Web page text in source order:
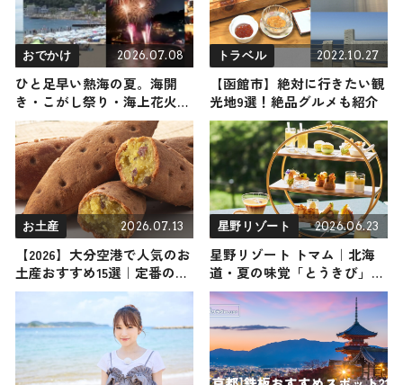
おでかけ 2026.07.08
ひと足早い熱海の夏。海開
き・こがし祭り・海上花火
と、南熱海で過ごす大人のゆ
ったり夏旅 ／ 静岡県熱海市
トラベル 2022.10.27
【函館市】絶対に行きたい観
光地9選！絶品グルメも紹介
お土産 2026.07.13
【2026】大分空港で人気のお
土産おすすめ15選｜定番のお
菓子からおしゃれなお土産・
ばらまき用まで幅広く紹介
星野リゾート 2026.06.23
星野リゾート トマム｜北海
道・夏の味覚「とうきび」が
主役の『とうきびアフタヌー
ンティー』が初開催！ファン
なら絶対見逃せない とうき
び尽くしの旅